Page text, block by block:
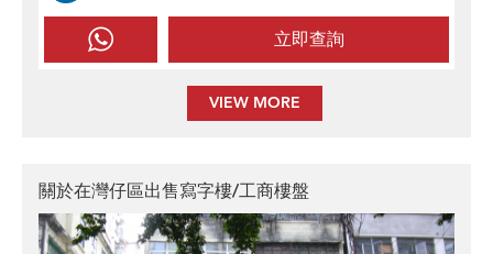
立即查詢
VIEW MORE
關於在灣仔區出售寫字樓/工商樓盤